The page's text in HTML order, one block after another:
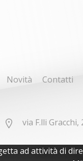
Novità Contatti
via F.lli
ad attività di